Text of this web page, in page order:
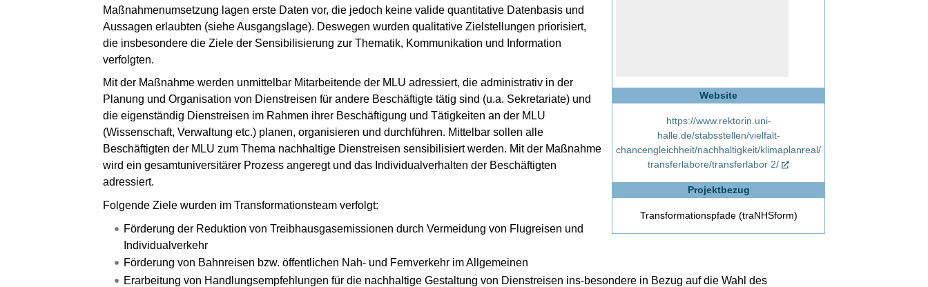
Website
https://www.rektorin.uni-
halle.de/stabsstellen/vielfalt-
chancengleichheit/nachhaltigkeit/klimaplanreal/
transferlabore/transferlabor 2/
Projektbezug
Transformationspfade (traNHSform)
Maßnahmenumsetzung lagen erste Daten vor, die jedoch keine valide quantitative Datenbasis und
Aussagen erlaubten (siehe Ausgangslage). Deswegen wurden qualitative Zielstellungen priorisiert,
die insbesondere die Ziele der Sensibilisierung zur Thematik, Kommunikation und Information
verfolgten.
Mit der Maßnahme werden unmittelbar Mitarbeitende der MLU adressiert, die administrativ in der
Planung und Organisation von Dienstreisen für andere Beschäftigte tätig sind (u.a. Sekretariate) und
die eigenständig Dienstreisen im Rahmen ihrer Beschäftigung und Tätigkeiten an der MLU
(Wissenschaft, Verwaltung etc.) planen, organisieren und durchführen. Mittelbar sollen alle
Beschäftigten der MLU zum Thema nachhaltige Dienstreisen sensibilisiert werden. Mit der Maßnahme
wird ein gesamtuniversitärer Prozess angeregt und das Individualverhalten der Beschäftigten
adressiert.
Folgende Ziele wurden im Transformationsteam verfolgt:
Förderung der Reduktion von Treibhausgasemissionen durch Vermeidung von Flugreisen und
Individualverkehr
Förderung von Bahnreisen bzw. öffentlichen Nah- und Fernverkehr im Allgemeinen
Erarbeitung von Handlungsempfehlungen für die nachhaltige Gestaltung von Dienstreisen ins-besondere in Bezug auf die Wahl des